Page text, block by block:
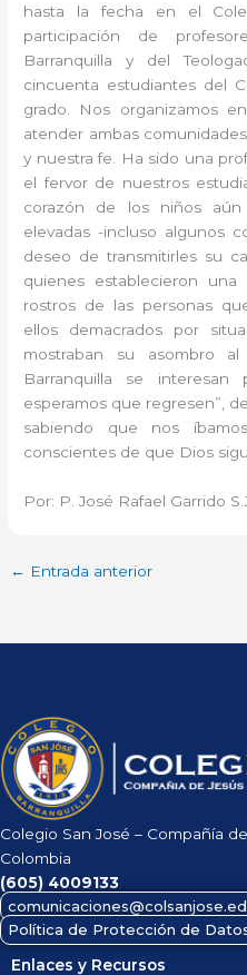
hasta la fecha en el
participación de
Barranquilla y del
cincuenta estudiantes del
grado. Nos organizamos
atender ambas
y nuestra fe. Ha sido una
el fervor de nuestros
corazón de los niños
elevadas -incluso algunos
deseo de transmitirles su
quienes establecieron una
rostros de las personas
ellos demacrados por
mostraban su asombro
Barranquilla se interesan
esperamos que regresen”,
sabiendo que nos
conscientes de que Dios
Por: P. José Rafael Garrido
← Entrada anterior
Colegio San José – Compañía
Colombia
(605) 4009133
Política de Protección de
Enlaces y Recursos